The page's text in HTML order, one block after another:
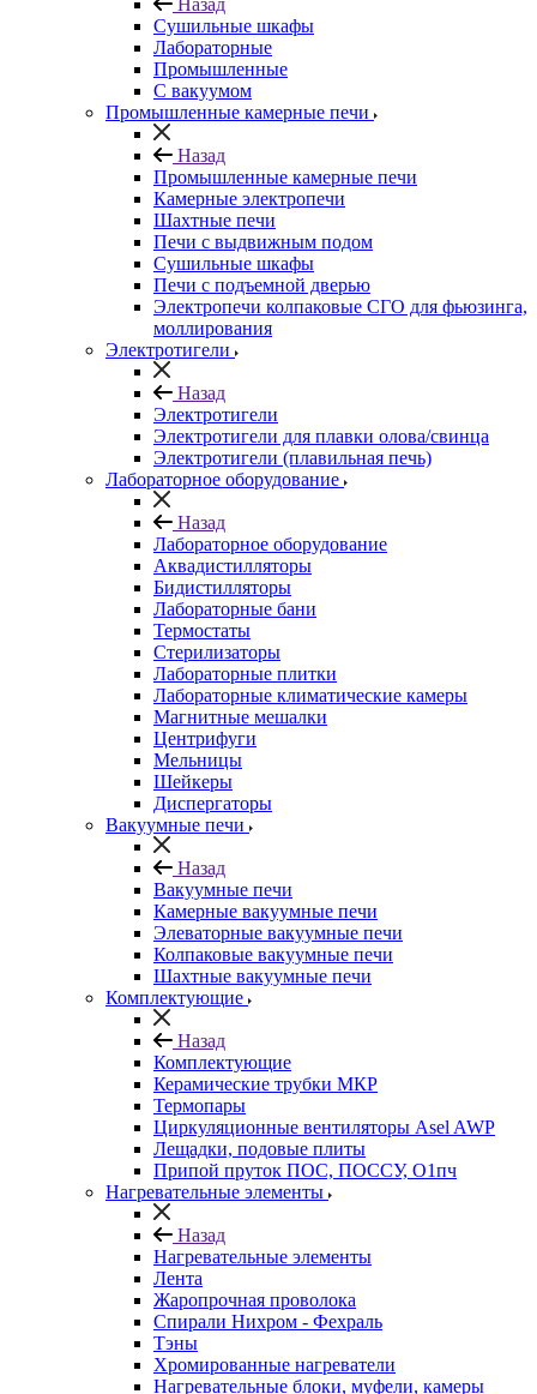
Назад
Сушильные шкафы
Лабораторные
Промышленные
С вакуумом
Промышленные камерные печи
Назад
Промышленные камерные печи
Камерные электропечи
Шахтные печи
Печи с выдвижным подом
Сушильные шкафы
Печи с подъемной дверью
Электропечи колпаковые СГО для фьюзинга,
моллирования
Электротигели
Назад
Электротигели
Электротигели для плавки олова/свинца
Электротигели (плавильная печь)
Лабораторное оборудование
Назад
Лабораторное оборудование
Аквадистилляторы
Бидистилляторы
Лабораторные бани
Термостаты
Стерилизаторы
Лабораторные плитки
Лабораторные климатические камеры
Магнитные мешалки
Центрифуги
Мельницы
Шейкеры
Диспергаторы
Вакуумные печи
Назад
Вакуумные печи
Камерные вакуумные печи
Элеваторные вакуумные печи
Колпаковые вакуумные печи
Шахтные вакуумные печи
Комплектующие
Назад
Комплектующие
Керамические трубки МКР
Термопары
Циркуляционные вентиляторы Asel AWP
Лещадки, подовые плиты
Припой пруток ПОС, ПОССУ, О1пч
Нагревательные элементы
Назад
Нагревательные элементы
Лента
Жаропрочная проволока
Спирали Нихром - Фехраль
Тэны
Хромированные нагреватели
Нагревательные блоки, муфели, камеры